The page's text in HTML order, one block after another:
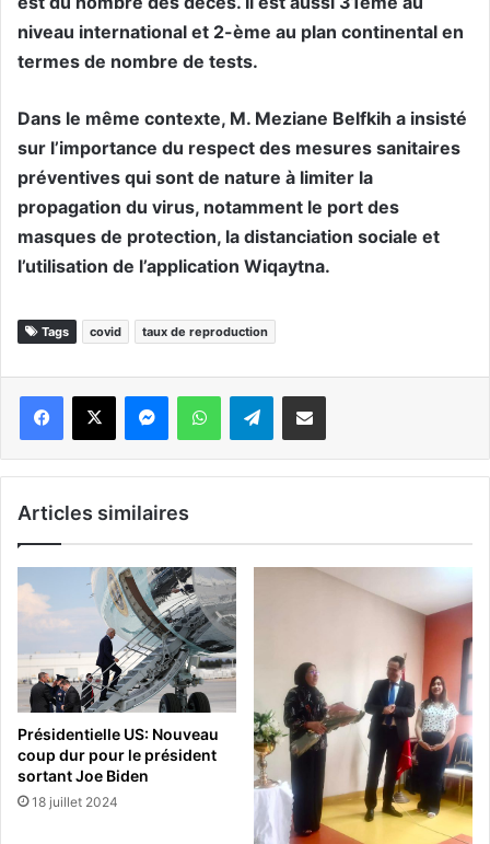
niveau international et 2-ème au plan continental en
termes de nombre de tests.
Dans le même contexte, M. Meziane Belfkih a insisté
sur l’importance du respect des mesures sanitaires
préventives qui sont de nature à limiter la
propagation du virus, notamment le port des
masques de protection, la distanciation sociale et
l’utilisation de l’application Wiqaytna.
Tags covid taux de reproduction
WhatsApp Telegram
Articles similaires
Présidentielle US: Nouveau
coup dur pour le président
sortant Joe Biden
18 juillet 2024